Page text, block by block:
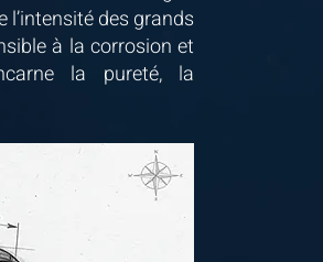
des grands
à la corrosion et
la pureté, la